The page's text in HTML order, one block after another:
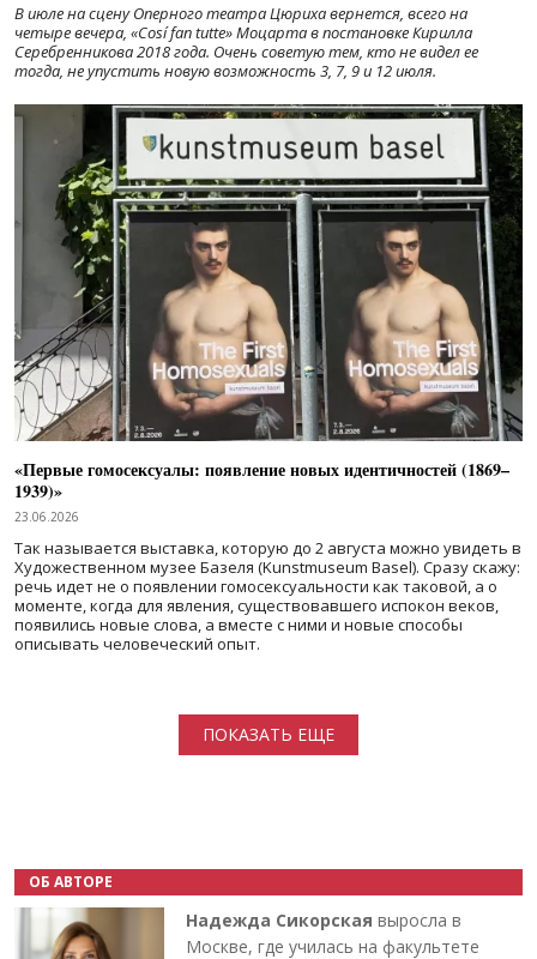
В июле на сцену Оперного театра Цюриха вернется, всего на
четыре вечера, «Cosí fan tutte» Моцарта в постановке Кирилла
Серебренникова 2018 года. Очень советую тем, кто не видел ее
тогда, не упустить новую возможность 3, 7, 9 и 12 июля.
«Первые гомосексуалы: появление новых идентичностей (1869–
1939)»
23.06.2026
Так называется выставка, которую до 2 августа можно увидеть в
Художественном музее Базеля (Kunstmuseum Basel). Сразу скажу:
речь идет не о появлении гомосексуальности как таковой, а о
моменте, когда для явления, существовавшего испокон веков,
появились новые слова, а вместе с ними и новые способы
описывать человеческий опыт.
ПОКАЗАТЬ ЕЩЕ
ОБ АВТОРЕ
Надежда Сикорская выросла в
Москве, где училась на факультете